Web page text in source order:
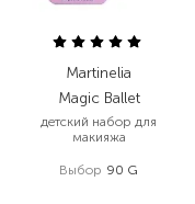
Martinelia
Magic Ballet
детский набор для
макияжа
Выбор 90 G